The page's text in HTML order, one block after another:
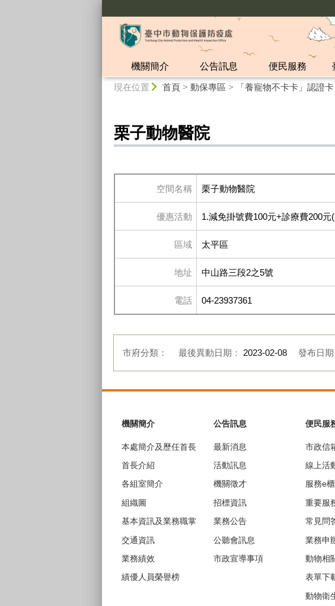
機關簡介 公告訊息 便民服務
現在位置 首頁> 動保專區 > 「養寵物不卡卡」認證卡
栗子動物醫院
空間名稱 栗子動物醫院
優惠活動 1.減免掛號費100元+診療費200
區域 太平區
地址 中山路三段2之5號
電話 04-23937361
市府分類： 最後異動日期： 2023-02-08 發布日期
機關簡介
本處簡介及歷任首長
首長介紹
各組室簡介
組織圖
基本資訊及業務職掌
交通資訊
業務績效
績優人員榮譽榜
公告訊息
最新消息
活動訊息
機關徵才
招標資訊
業務公告
公聽會訊息
市政宣導事項
便民服
市政信
線上活
服務e
重要服
常見問
業務申
動物相
表單下
動物衛